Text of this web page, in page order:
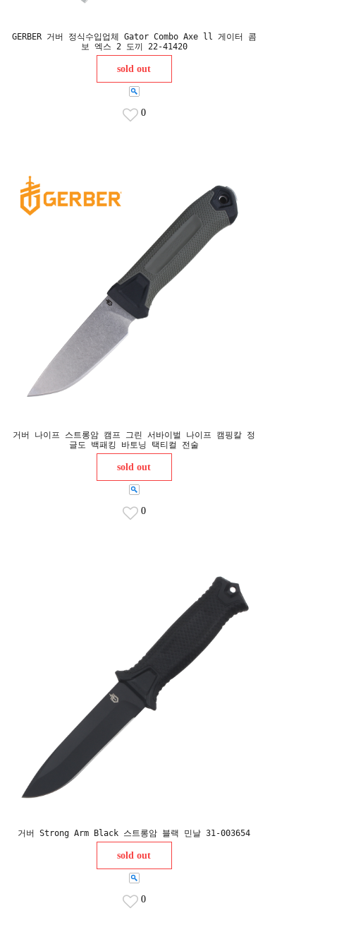
GERBER 거버 정식수입업체 Gator Combo Axe ll 게이터 콤
보 엑스 2 도끼 22-41420
sold out
0
거버 나이프 스트롱암 캠프 그린 서바이벌 나이프 캠핑칼 정
글도 백패킹 바토닝 택티컬 전술
sold out
0
거버 Strong Arm Black 스트롱암 블랙 민날 31-003654
sold out
0